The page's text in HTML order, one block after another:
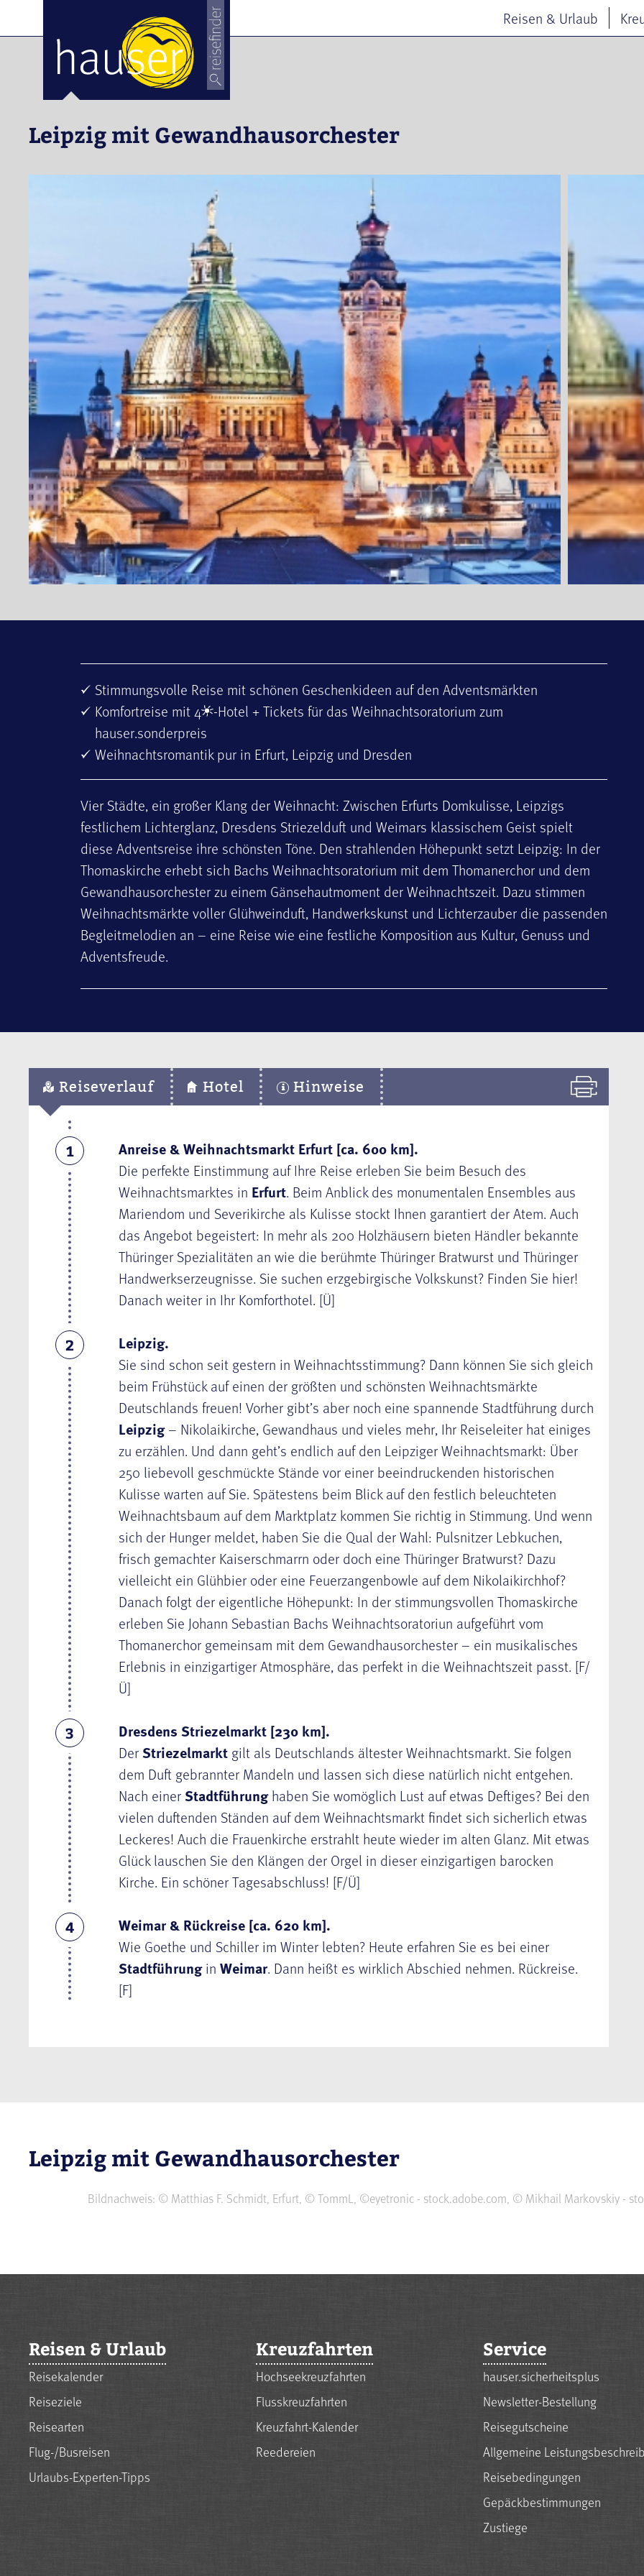
Reisen & Urlaub
Leipzig mit Gewandhausorchester
1. Tag:
Stimmungsvolle Reise mit schönen Geschenkideen auf den Adventsmärkten
Komfortreise mit 4 -Hotel + Tickets für das Weihnachtsoratorium zum
hauser.sonderpreis
Weihnachtsromantik pur in Erfurt, Leipzig und Dresden
Vier Städte, ein großer Klang der Weihnacht: Zwischen Erfurts Domkulisse, Leipzigs
festlichem Lichterglanz, Dresdens Striezelduft und Weimars klassischem Geist spielt
diese Adventsreise ihre schönsten Töne. Den strahlenden Höhepunkt setzt Leipzig: In der
Thomaskirche erhebt sich Bachs Weihnachtsoratorium mit dem Thomanerchor und dem
Gewandhausorchester zu einem Gänsehautmoment der Weihnachtszeit. Dazu stimmen
Weihnachtsmärkte voller Glühweinduft, Handwerkskunst und Lichterzauber die passenden
Begleitmelodien an – eine Reise wie eine festliche Komposition aus Kultur, Genuss und
Adventsfreude.
Reiseverlauf Hotel Hinweise
1
Anreise & Weihnachtsmarkt Erfurt [ca. 600 km].
Die perfekte Einstimmung auf Ihre Reise erleben Sie beim Besuch des
Weihnachtsmarktes in Erfurt. Beim Anblick des monumentalen Ensembles aus
Mariendom und Severikirche als Kulisse stockt Ihnen garantiert der Atem. Auch
das Angebot begeistert: In mehr als 200 Holzhäusern bieten Händler bekannte
Thüringer Spezialitäten an wie die berühmte Thüringer Bratwurst und Thüringer
Handwerkserzeugnisse. Sie suchen erzgebirgische Volkskunst? Finden Sie hier!
Danach weiter in Ihr Komforthotel. [Ü]
2
Leipzig.
Sie sind schon seit gestern in Weihnachtsstimmung? Dann können Sie sich gleich
beim Frühstück auf einen der größten und schönsten Weihnachtsmärkte
Deutschlands freuen! Vorher gibt’s aber noch eine spannende Stadtführung durch
Leipzig– Nikolaikirche, Gewandhaus und vieles mehr, Ihr Reiseleiter hat einiges
zu erzählen. Und dann geht’s endlich auf den Leipziger Weihnachtsmarkt: Über
250 liebevoll geschmückte Stände vor einer beeindruckenden historischen
Kulisse warten auf Sie. Spätestens beim Blick auf den festlich beleuchteten
Weihnachtsbaum auf dem Marktplatz kommen Sie richtig in Stimmung. Und wenn
sich der Hunger meldet, haben Sie die Qual der Wahl: Pulsnitzer Lebkuchen,
frisch gemachter Kaiserschmarrn oder doch eine Thüringer Bratwurst? Dazu
vielleicht ein Glühbier oder eine Feuerzangenbowle auf dem Nikolaikirchhof?
Danach folgt der eigentliche Höhepunkt: In der stimmungsvollen Thomaskirche
erleben Sie Johann Sebastian Bachs Weihnachtsoratoriun aufgeführt vom
Thomanerchor gemeinsam mit dem Gewandhausorchester – ein musikalisches
Erlebnis in einzigartiger Atmosphäre, das perfekt in die Weihnachtszeit passt. [F/
Ü]
3
Dresdens Striezelmarkt [230 km].
DerStriezelmarkt gilt als Deutschlands ältester Weihnachtsmarkt. Sie folgen
dem Duft gebrannter Mandeln und lassen sich diese natürlich nicht entgehen.
Nach einerStadtführunghaben Sie womöglich Lust auf etwas Deftiges? Bei den
vielen duftenden Ständen auf dem Weihnachtsmarkt findet sich sicherlich etwas
Leckeres! Auch die Frauenkirche erstrahlt heute wieder im alten Glanz. Mit etwas
Glück lauschen Sie den Klängen der Orgel in dieser einzigartigen barocken
Kirche. Ein schöner Tagesabschluss! [F/Ü]
4
Weimar & Rückreise [ca. 620 km].
Wie Goethe und Schiller im Winter lebten? Heute erfahren Sie es bei einer
Stadtführungin Weimar. Dann heißt es wirklich Abschied nehmen. Rückreise.
[F]
Leipzig mit Gewandhausorchester
Bildnachweis: © Matthias F. Schmidt, Erfurt, © TommL, ©eyetronic - stock.adobe.com, © Mikhail Markovskiy -
Reisen & Urlaub
Reisekalender
Reiseziele
Reisearten
Flug-/Busreisen
Urlaubs-Experten-Tipps
Kreuzfahrten
Hochseekreuzfahrten
Flusskreuzfahrten
Kreuzfahrt-Kalender
Reedereien
Service
hauser.sicherheitsplus
Newsletter-Bestellung
Reisegutscheine
Allgemeine
Reisebedingungen
Gepäckbestimmungen
Zustiege